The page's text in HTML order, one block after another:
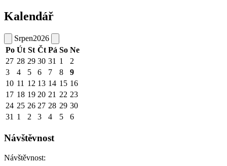
Kalendář
Srpen2026
Po Út St Čt Pá So Ne
27 28 29 30 31 1
2
3
4 5 6 7 8
9
10 11 12 13 14 15 16
17 18 19 20 21 22 23
24 25 26 27 28 29 30
31 1 2 3 4 5 6
Návštěvnost
Návštěvnost: